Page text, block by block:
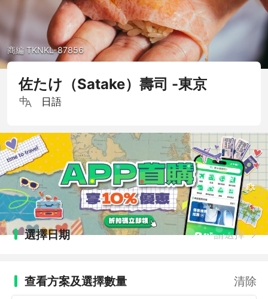
商編 TKNKL-87856
佐たけ（Satake）壽司 -東京
日語
選擇日期 請選擇
查看方案及選擇數量 清除